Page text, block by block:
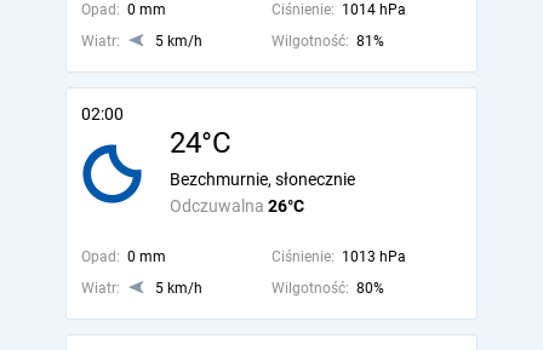
Opad: 0 mm Ciśnienie: 1014 hPa
Wiatr:
5 km/h Wilgotność: 81%
02:00
24°C
Odczuwalna 26°C
Bezchmurnie, słonecznie
Opad: 0 mm Ciśnienie: 1013 hPa
Wiatr:
5 km/h Wilgotność: 80%